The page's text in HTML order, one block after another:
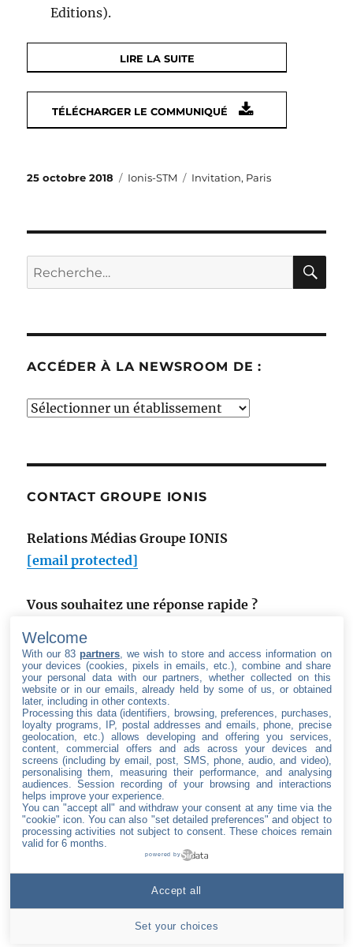
Editions).
LIRE LA SUITE
TÉLÉCHARGER LE COMMUNIQUÉ
Publié
25 octobre 2018 Catégories
Ionis-STM Étiquettes
Invitation, Paris
Recherche
pour :
ACCÉDER À LA NEWSROOM DE :
Accéder
de
CONTACT GROUPE IONIS
Relations Médias Groupe IONIS
[email protected]
Vous souhaitez une réponse rapide ?
SUIVEZ LE GROUPE IONIS
facebook
twitterlinkedinyoutube
Accueil
À propos du
Welcome
With our 83 partners , we wish to store and access information on
your devices (cookies, pixels in emails, etc.), combine and share
your personal data with our partners, whether collected on this
website or in our emails, already held by some of us, or obtained
later, including in other contexts.
Processing this data (identifiers, browsing, preferences, purchases,
loyalty programs, IP, postal addresses and emails, phone, precise
geolocation, etc.) allows developing and offering you services,
content, commercial offers and ads across your devices and
screens (including by email, post, SMS, phone, audio, and video),
personalising them, measuring their performance, and analysing
audiences. Session recording of your browsing and interactions
helps improve your experience.
You can "accept all" and withdraw your consent at any time via the
"cookie" icon. You can also "set detailed preferences" and object to
processing activities not subject to consent. These choices remain
valid for 6 months.
powered by
Set your choices
Accept all